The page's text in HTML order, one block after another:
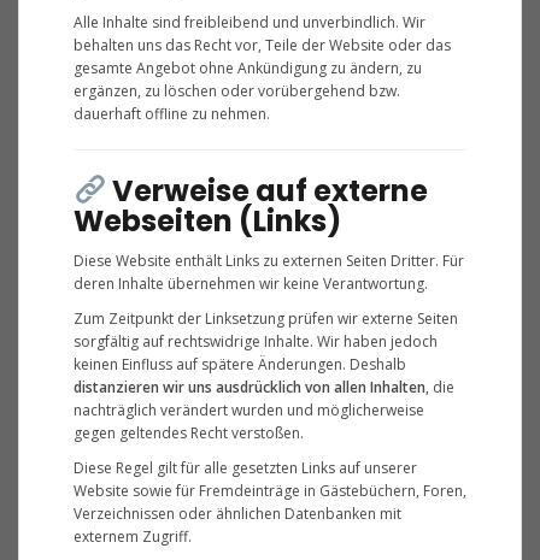
Alle Inhalte sind freibleibend und unverbindlich. Wir
behalten uns das Recht vor, Teile der Website oder das
gesamte Angebot ohne Ankündigung zu ändern, zu
ergänzen, zu löschen oder vorübergehend bzw.
dauerhaft offline zu nehmen.
Verweise auf externe
Webseiten (Links)
Diese Website enthält Links zu externen Seiten Dritter. Für
deren Inhalte übernehmen wir keine Verantwortung.
Zum Zeitpunkt der Linksetzung prüfen wir externe Seiten
sorgfältig auf rechtswidrige Inhalte. Wir haben jedoch
keinen Einfluss auf spätere Änderungen. Deshalb
distanzieren wir uns ausdrücklich von allen Inhalten, die
nachträglich verändert wurden und möglicherweise
gegen geltendes Recht verstoßen.
Diese Regel gilt für alle gesetzten Links auf unserer
Website sowie für Fremdeinträge in Gästebüchern, Foren,
Verzeichnissen oder ähnlichen Datenbanken mit
externem Zugriff.